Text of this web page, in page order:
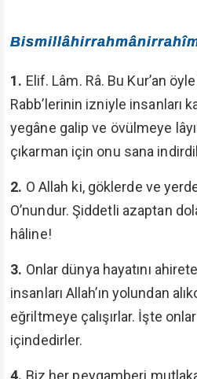
1. Elif. Lâm. Râ. Bu Kur’an
Rabb’lerinin izniyle insanları
yegâne galip ve övülmeye
çıkarman için onu sana
2. O Allah ki, göklerde ve
O’nundur. Şiddetli azaptan
hâline!
3. Onlar dünya hayatını
insanları Allah’ın yolundan
eğriltmeye çalışırlar. İşte
içindedirler.
4. Biz her peygamberi